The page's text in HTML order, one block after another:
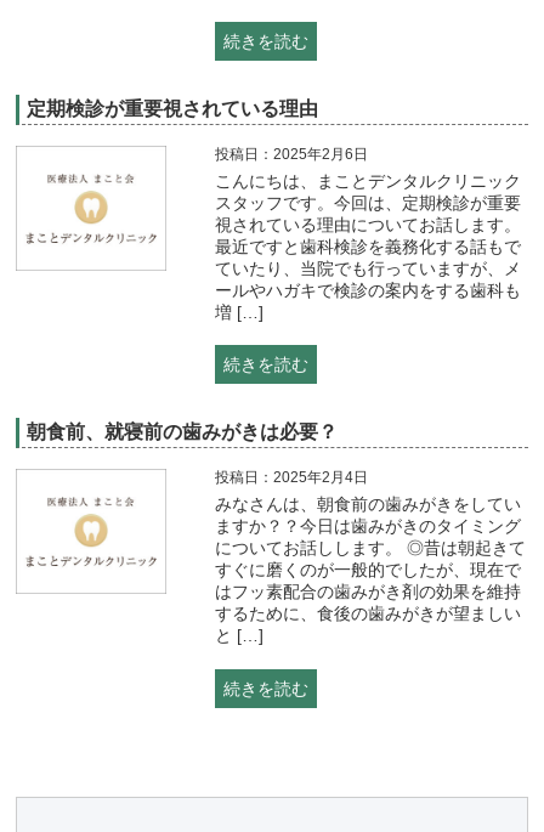
続きを読む
定期検診が重要視されている理由
投稿日：2025年2月6日
こんにちは、まことデンタルクリニック
スタッフです。今回は、定期検診が重要
視されている理由についてお話します。
最近ですと歯科検診を義務化する話もで
ていたり、当院でも行っていますが、メ
ールやハガキで検診の案内をする歯科も
増 […]
続きを読む
朝食前、就寝前の歯みがきは必要？
投稿日：2025年2月4日
みなさんは、朝食前の歯みがきをしてい
ますか？？今日は歯みがきのタイミング
についてお話しします。 ◎昔は朝起きて
すぐに磨くのが一般的でしたが、現在で
はフッ素配合の歯みがき剤の効果を維持
するために、食後の歯みがきが望ましい
と […]
続きを読む